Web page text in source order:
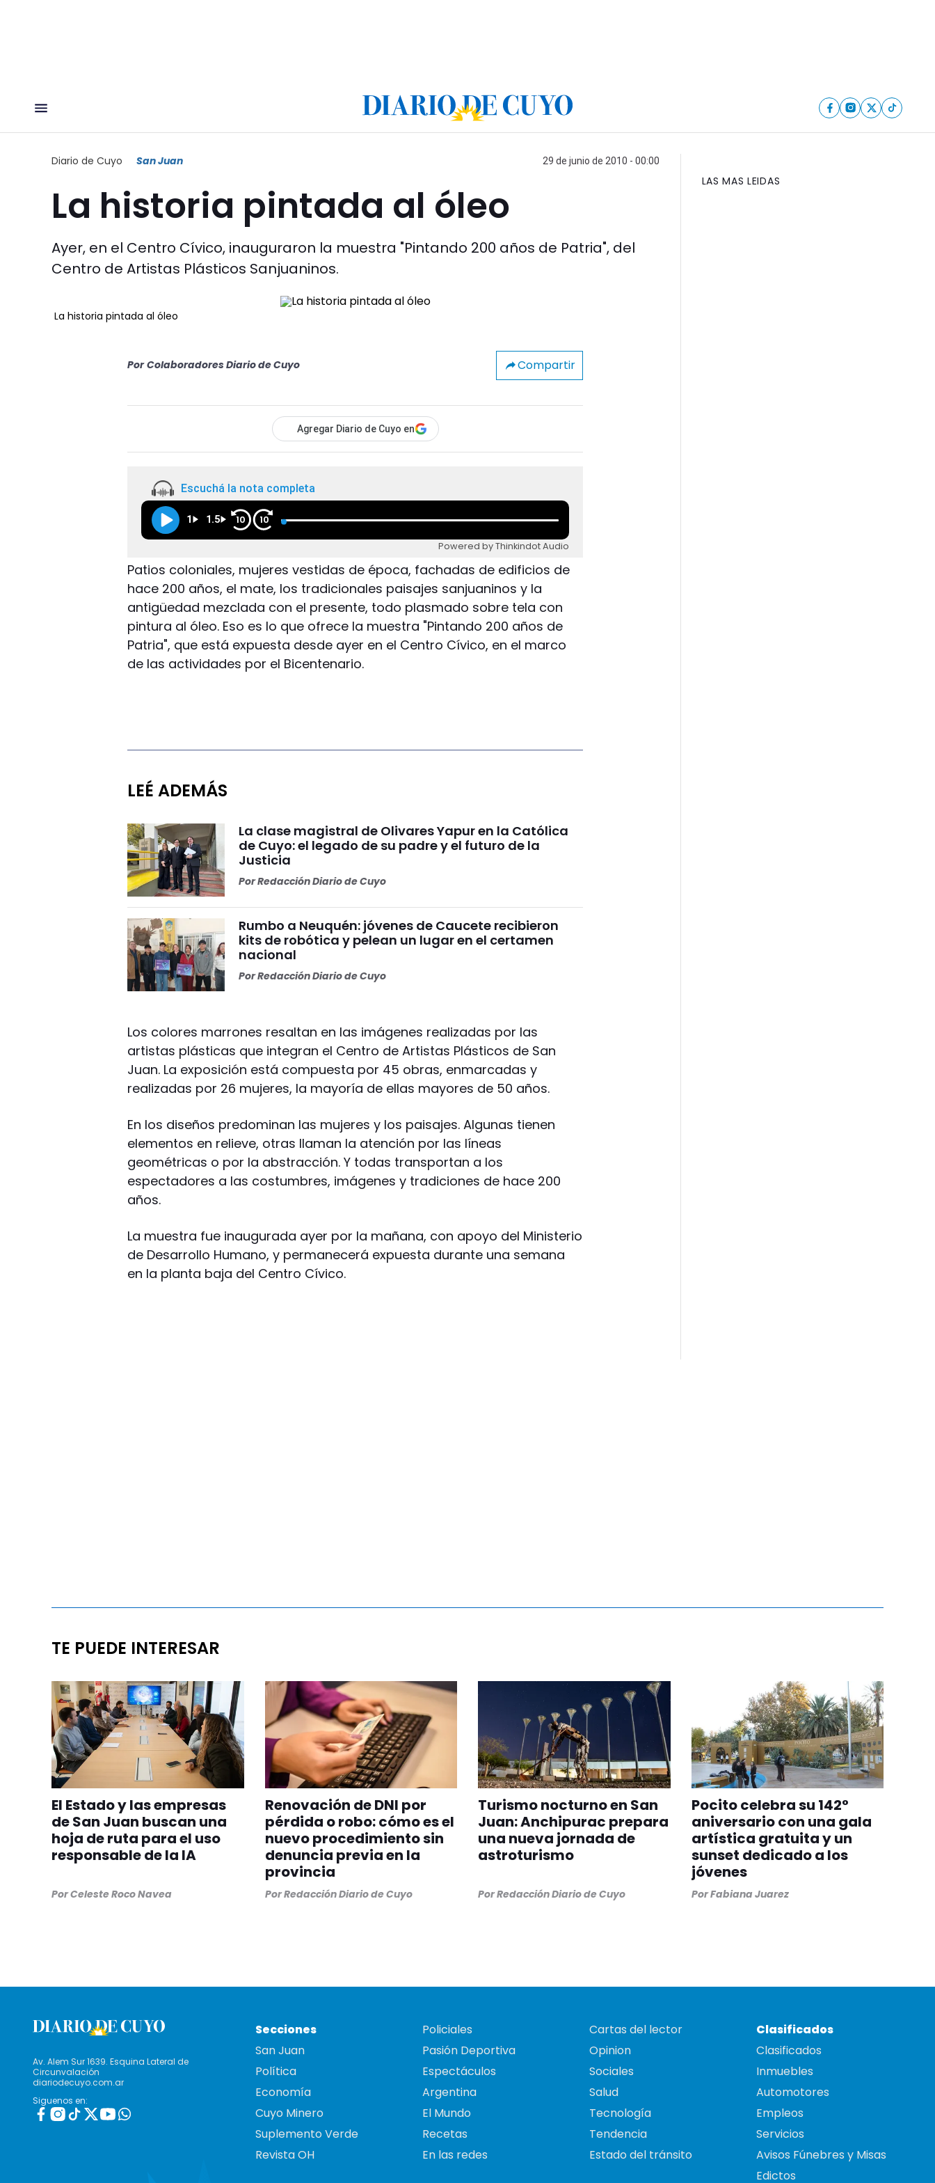
Diario de Cuyo San Juan 29 de junio de 2010 - 00:00
La historia pintada al óleo
Ayer, en el Centro Cívico, inauguraron la muestra "Pintando 200 años de Patria", del
Centro de Artistas Plásticos Sanjuaninos.
La historia pintada al óleo
Por Colaboradores Diario de Cuyo Compartir
Agregar Diario de Cuyo en
Escuchá la nota completa
1 1.5 10 10
Powered by Thinkindot Audio
Patios coloniales, mujeres vestidas de época, fachadas de edificios de
hace 200 años, el mate, los tradicionales paisajes sanjuaninos y la
antigüedad mezclada con el presente, todo plasmado sobre tela con
pintura al óleo. Eso es lo que ofrece la muestra "Pintando 200 años de
Patria", que está expuesta desde ayer en el Centro Cívico, en el marco
de las actividades por el Bicentenario.
LEÉ ADEMÁS
La clase magistral de Olivares Yapur en la Católica
de Cuyo: el legado de su padre y el futuro de la
Justicia
PorRedacción Diario de Cuyo
Rumbo a Neuquén: jóvenes de Caucete recibieron
kits de robótica y pelean un lugar en el certamen
nacional
PorRedacción Diario de Cuyo
Los colores marrones resaltan en las imágenes realizadas por las
artistas plásticas que integran el Centro de Artistas Plásticos de San
Juan. La exposición está compuesta por 45 obras, enmarcadas y
realizadas por 26 mujeres, la mayoría de ellas mayores de 50 años.
En los diseños predominan las mujeres y los paisajes. Algunas tienen
elementos en relieve, otras llaman la atención por las líneas
geométricas o por la abstracción. Y todas transportan a los
espectadores a las costumbres, imágenes y tradiciones de hace 200
años.
La muestra fue inaugurada ayer por la mañana, con apoyo del Ministerio
de Desarrollo Humano, y permanecerá expuesta durante una semana
en la planta baja del Centro Cívico.
LAS MAS LEIDAS
TE PUEDE INTERESAR
El Estado y las empresas
de San Juan buscan una
hoja de ruta para el uso
responsable de la IA
PorCeleste Roco Navea
Renovación de DNI por
pérdida o robo: cómo es el
nuevo procedimiento sin
denuncia previa en la
provincia
PorRedacción Diario de Cuyo
Turismo nocturno en San
Juan: Anchipurac prepara
una nueva jornada de
astroturismo
PorRedacción Diario de Cuyo
Pocito celebra su 142°
aniversario con una gala
artística gratuita y un
sunset dedicado a los
jóvenes
PorFabiana Juarez
Av. Alem Sur 1639. Esquina Lateral de
Circunvalación
diariodecuyo.com.ar
Siguenos en:
Secciones
San Juan
Política
Economía
Cuyo Minero
Suplemento Verde
Revista OH
Policiales
Pasión Deportiva
Espectáculos
Argentina
El Mundo
Recetas
En las redes
Cartas del lector
Opinion
Sociales
Salud
Tecnología
Tendencia
Estado del tránsito
Clasificados
Clasificados
Inmuebles
Automotores
Empleos
Servicios
Avisos Fúnebres y Misas
Edictos